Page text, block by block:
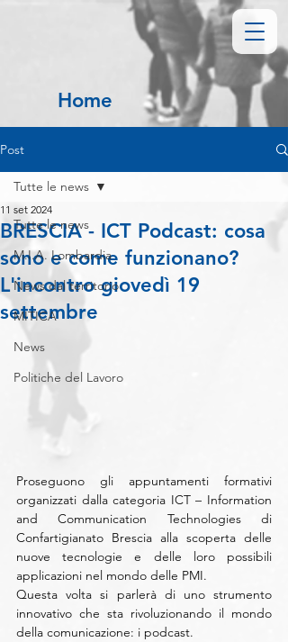
Home
Post
Tutte le news
M.I.A. Lombardia
News dal territorio
MITICA
News
Politiche del Lavoro
Tutte le news
BRESCIA - ICT Podcast: cosa
sono e come funzionano?
L'incontro giovedì 19
settembre
11 set 2024
Proseguono gli appuntamenti formativi
organizzati dalla categoria ICT – Information
and Communication Technologies di
Confartigianato Brescia alla scoperta delle
nuove tecnologie e delle loro possibili
applicazioni nel mondo delle PMI.
Questa volta si parlerà di uno strumento
innovativo che sta rivoluzionando il mondo
della comunicazione: i podcast.